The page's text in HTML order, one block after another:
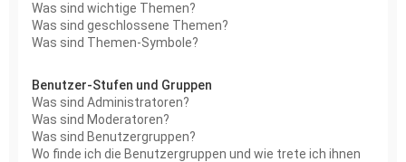
Was sind wichtige Themen?
Was sind geschlossene Themen?
Was sind Themen-Symbole?
Benutzer-Stufen und Gruppen
Was sind Administratoren?
Was sind Moderatoren?
Was sind Benutzergruppen?
Wo finde ich die Benutzergruppen und wie trete ich ihnen